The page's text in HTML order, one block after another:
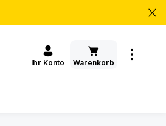
Ihr Konto Warenkorb